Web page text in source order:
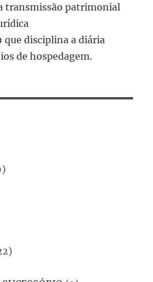
transmissão patrimonial
que disciplina a diária
de hospedagem.